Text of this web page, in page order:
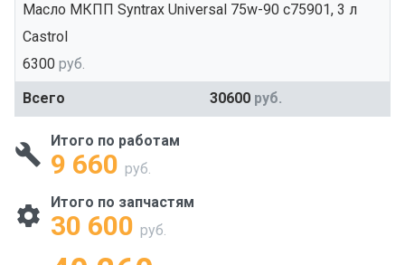
Масло МКПП Syntrax Universal 75w-90 c75901, 3 л
Castrol
6300 руб.
Всего
30600 руб.
Итого по работам
9 660 руб.
Итого по запчастям
30 600 руб.